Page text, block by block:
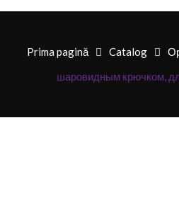
Prima pagină Catalog
шаровидным крючком,